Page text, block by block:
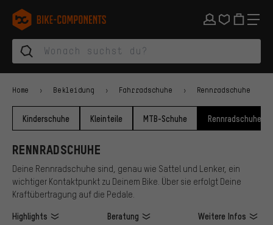
Zur Hauptnavigation springen
Zur Kategorienavigation springen
Zum Inhalt springen
Zu Marken und Newsletter springen
Zur Fußzeile springen
bike-components.de Startseite
Home Bekleidung Fahrradschuhe Rennradschuhe
Kinderschuhe Kleinteile MTB-Schuhe Rennradschuhe
RENNRADSCHUHE
Deine Rennradschuhe sind, genau wie Sattel und Lenker, ein
wichtiger Kontaktpunkt zu Deinem Bike. Über sie erfolgt Deine
Kraftübertragung auf die Pedale.
Highlights Beratung Weitere Infos